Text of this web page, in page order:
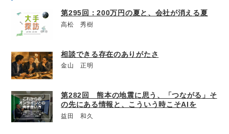
第295回：200万円の夏と、会社が消える夏
高松 秀樹
相談できる存在のありがたさ
金山 正明
第282回 熊本の地震に思う、「つながる」そ
の先にある情報と、こういう時こそAIを
益田 和久